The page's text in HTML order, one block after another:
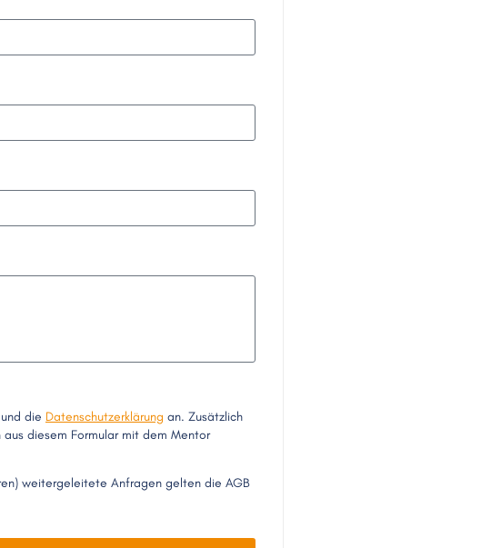
die Datenschutzerklärung an. Zusätzlich
diesem Formular mit dem Mentor
weitergeleitete Anfragen gelten die AGB